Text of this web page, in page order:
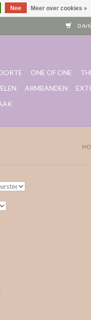
0
ONE OF ONE
ARMBANDEN
Nee Meer over cookies »